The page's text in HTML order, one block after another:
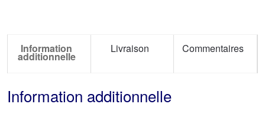
Information
additionnelle
Livraison Commentaires
Information additionnelle